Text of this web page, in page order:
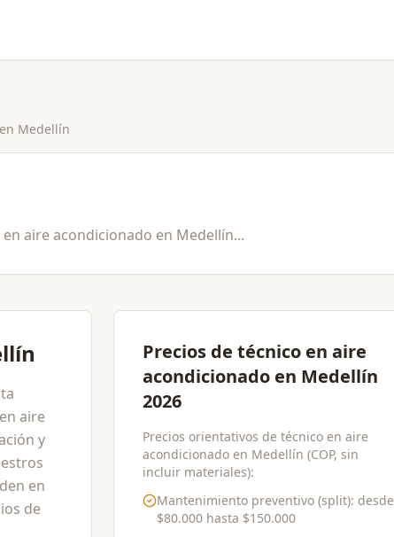
en Medellín
aire acondicionado en Medellín...
aire
y
en
de
Precios de técnico en aire
acondicionado en Medellín
2026
Precios orientativos de técnico en aire
acondicionado en Medellín (COP, sin
incluir materiales):
Mantenimiento preventivo (split): desde
$80.000hasta $150.000